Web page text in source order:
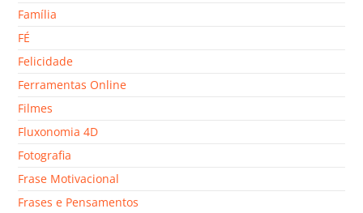
Família
FÉ
Felicidade
Ferramentas Online
Filmes
Fluxonomia 4D
Fotografia
Frase Motivacional
Frases e Pensamentos